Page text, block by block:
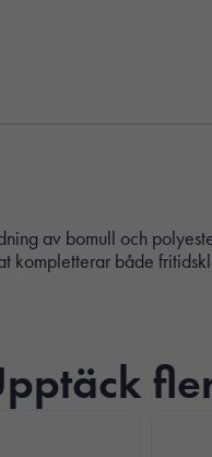
av bomull och
både